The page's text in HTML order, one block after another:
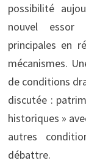
possibilité
nouvel essor
principales en
mécanismes.
de conditions
discutée :
historiques »
autres
débattre.